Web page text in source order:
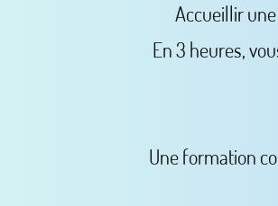
Accueillir
En 3 heures,
Une formation